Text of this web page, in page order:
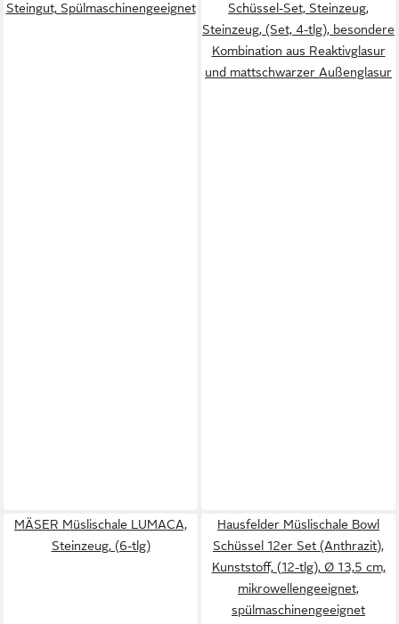
Steingut, Spülmaschinengeeignet
Schüssel-Set, Steinzeug,
Steinzeug, (Set, 4-tlg), besondere
Kombination aus Reaktivglasur
und mattschwarzer Außenglasur
MÄSER Müslischale LUMACA,
Steinzeug, (6-tlg)
Hausfelder Müslischale Bowl
Schüssel 12er Set (Anthrazit),
Kunststoff, (12-tlg), Ø 13,5 cm,
mikrowellengeeignet,
spülmaschinengeeignet